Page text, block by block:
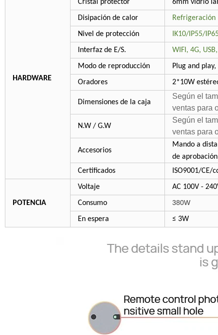
HARDWARE
Cristal protector 6mm vidrio
Disipación de calor
Nivel de protección IK10/IP55/
Interfaz de E/S. WIFI, 4G,
Modo de reproducción Plug and
Oradores 2*10W
Dimensiones de la caja
Según el
ventas para
N.W / G.W
Según el
ventas para
Accesorios
Mando a
de
Certificados
ISO9001/CE/
POTENCIA
Voltaje AC 100V -
Consumo 380W
En espera ≤ 3W